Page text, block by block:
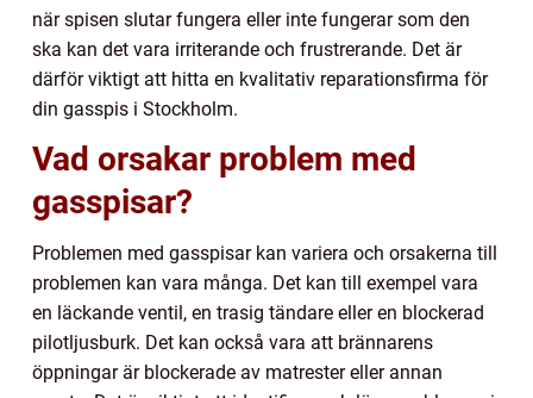
när spisen slutar fungera eller inte fungerar som den
ska kan det vara irriterande och frustrerande. Det är
därför viktigt att hitta en kvalitativ reparationsfirma för
din gasspis i Stockholm.
Vad orsakar problem med
gasspisar?
Problemen med gasspisar kan variera och orsakerna till
problemen kan vara många. Det kan till exempel vara
en läckande ventil, en trasig tändare eller en blockerad
pilotljusburk. Det kan också vara att brännarens
öppningar är blockerade av matrester eller annan